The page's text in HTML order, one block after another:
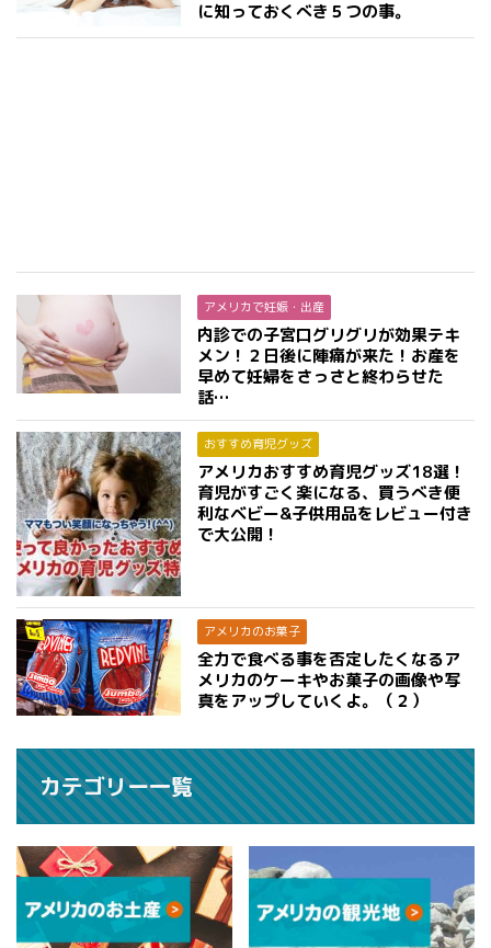
に知っておくべき５つの事。
アメリカで妊娠・出産
内診での子宮口グリグリが効果テキ
メン！２日後に陣痛が来た！お産を
早めて妊婦をさっさと終わらせた
話…
おすすめ育児グッズ
アメリカおすすめ育児グッズ18選！
育児がすごく楽になる、買うべき便
利なベビー&子供用品をレビュー付き
で大公開！
アメリカのお菓子
全力で食べる事を否定したくなるア
メリカのケーキやお菓子の画像や写
真をアップしていくよ。（２）
カテゴリー一覧